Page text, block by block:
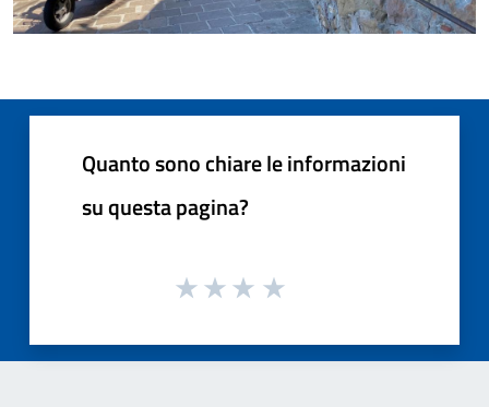
Quanto sono chiare le informazioni
su questa pagina?